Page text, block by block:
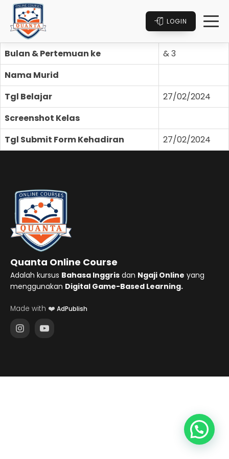
LOGIN
Bulan & Pertemuan ke
& 3
Nama Murid
Tgl Belajar
27/02/2024
Screenshot Kelas
Tgl Submit Form Kehadiran
27/02/2024
Quanta Online Course
Adalah kursus Bahasa Inggris dan Ngaji Online yang
menggunakan Digital Game-Based Learning.
Made with ❤️ AdPublish